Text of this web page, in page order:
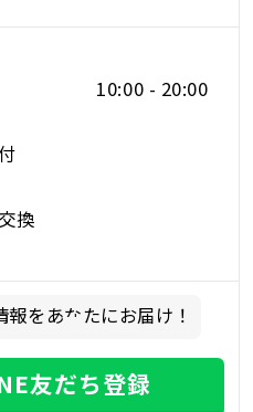
10:00 - 20:00
換
報をあなたにお届け！
友だち登録